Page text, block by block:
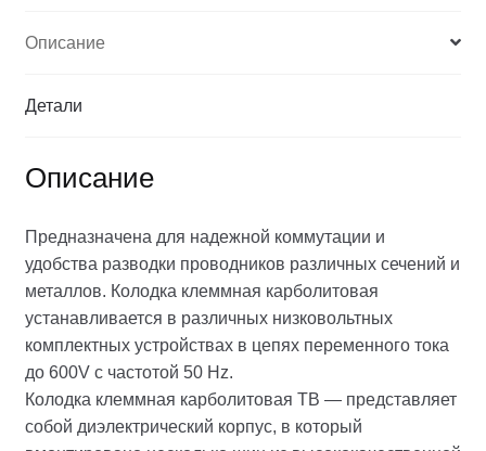
Описание
Детали
Описание
Предназначена для надежной коммутации и
удобства разводки проводников различных сечений и
металлов. Колодка клеммная карболитовая
устанавливается в различных низковольтных
комплектных устройствах в цепях переменного тока
до 600V с частотой 50 Hz.
Колодка клеммная карболитовая TВ — представляет
собой диэлектрический корпус, в который